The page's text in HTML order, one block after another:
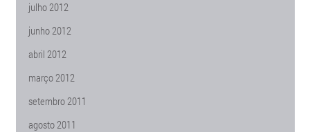
julho 2012
junho 2012
abril 2012
março 2012
setembro 2011
agosto 2011